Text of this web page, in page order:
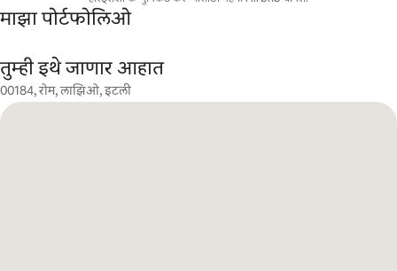
माझा पोर्टफोलिओ
तुम्ही इथे जाणार आहात
00184, रोम, लाझिओ, इटली